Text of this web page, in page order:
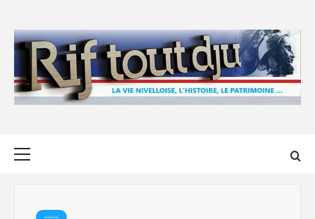
content
-----